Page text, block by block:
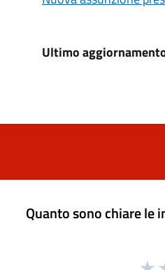
Ultimo
Quanto sono chiare le